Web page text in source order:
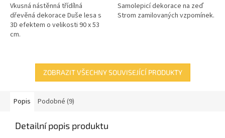
Vkusná nástěnná třídílná
dřevěná dekorace Duše lesa s
3D efektem o velikosti 90 x 53
cm.
Samolepicí dekorace na zeď
Strom zamilovaných vzpomínek.
ZOBRAZIT VŠECHNY SOUVISEJÍCÍ PRODUKTY
Popis Podobné (9)
Detailní popis produktu